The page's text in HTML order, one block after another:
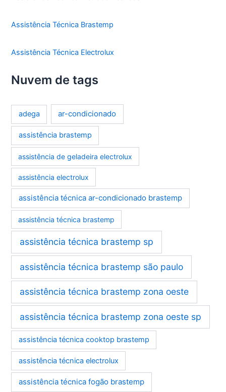
Assistência Técnica Brastemp
Assistência Técnica Electrolux
Nuvem de tags
adega ar-condicionado
assistência brastemp
assistência de geladeira electrolux
assistência electrolux
assistência técnica ar-condicionado brastemp
assistência técnica brastemp
assistência técnica brastemp sp
assistência técnica brastemp são paulo
assistência técnica brastemp zona oeste
assistência técnica brastemp zona oeste sp
assistência técnica cooktop brastemp
assistência técnica electrolux
assistência técnica fogão brastemp